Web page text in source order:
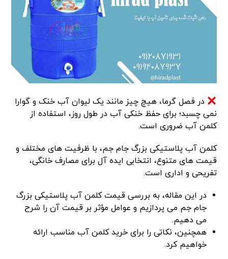
در فصل گرما، هیچ چیز مانند یک لیوان آب خنک و گوارا
نمی‌ چسبد؛ برای حفظ خنکی آب در طول روز، استفاده از
کلمن آب ضروری است.
کلمن‌ آب پلاستیکی بزرگ جام جم، با ظرفیت‌ های مختلف و
قیمت‌ های متنوع، انتخابی ایده‌ آل برای مصارف خانگی،
تفریحی و اداری است.
در این مقاله، به بررسی قیمت کلمن آب پلاستیکی بزرگ
جام جم می‌ پردازیم و عوامل مؤثر بر قیمت آن را شرح
می‌ دهیم.
همچنین، نکاتی را برای خرید کلمن آب مناسب ارائه
خواهیم کرد.